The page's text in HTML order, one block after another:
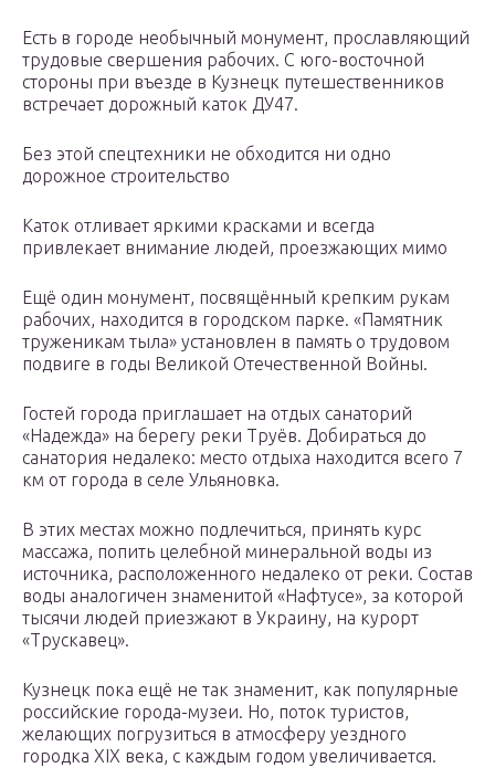
Есть в городе необычный монумент, прославляющий
трудовые свершения рабочих. С юго-восточной
стороны при въезде в Кузнецк путешественников
встречает дорожный каток ДУ47.
Без этой спецтехники не обходится ни одно
дорожное строительство
Каток отливает яркими красками и всегда
привлекает внимание людей, проезжающих мимо
Ещё один монумент, посвящённый крепким рукам
рабочих, находится в городском парке. «Памятник
труженикам тыла» установлен в память о трудовом
подвиге в годы Великой Отечественной Войны.
Гостей города приглашает на отдых санаторий
«Надежда» на берегу реки Труёв. Добираться до
санатория недалеко: место отдыха находится всего 7
км от города в селе Ульяновка.
В этих местах можно подлечиться, принять курс
массажа, попить целебной минеральной воды из
источника, расположенного недалеко от реки. Состав
воды аналогичен знаменитой «Нафтусе», за которой
тысячи людей приезжают в Украину, на курорт
«Трускавец».
Кузнецк пока ещё не так знаменит, как популярные
российские города-музеи. Но, поток туристов,
желающих погрузиться в атмосферу уездного
городка XIX века, с каждым годом увеличивается.